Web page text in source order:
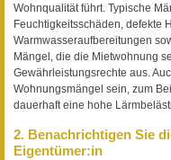
Wohnqualität führt. Typische
Feuchtigkeitsschäden, defekte
Warmwasseraufbereitungen
Mängel, die die Mietwohnung
Gewährleistungsrechte aus.
Wohnungsmängel sein, zum
dauerhaft eine hohe
2. Benachrichtigen Sie
Eigentümer:in